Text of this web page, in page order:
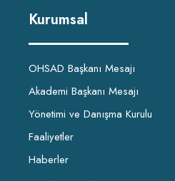
Kurumsal
OHSAD Başkanı Mesajı
Akademi Başkanı Mesajı
Yönetimi ve Danışma Kurulu
Faaliyetler
Haberler